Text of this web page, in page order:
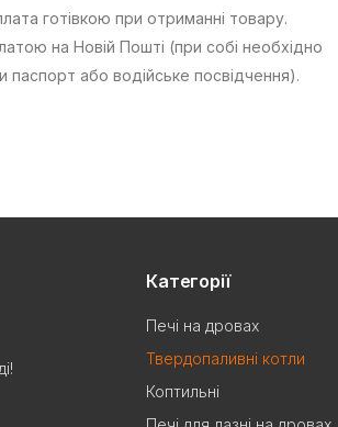
готівкою при отриманні товару.
на Новій Пошті (при собі необхідно
паспорт або водійське посвідчення).
Категорії
Печі на дровах
Твердопаливні котли
Коптильні